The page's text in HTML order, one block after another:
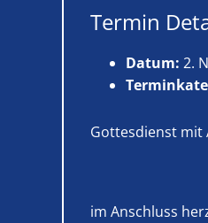
Termin
Datum: 2.
Gottesdienst mit
im Anschluss